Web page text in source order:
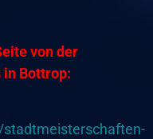
von der
in Bottrop: